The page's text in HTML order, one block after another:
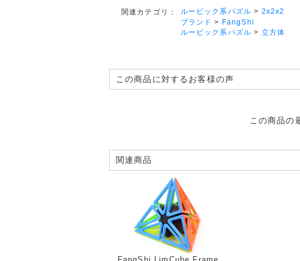
関連カテゴリ： ルービック系パズル > 2x2x2
ブランド > FangShi
ルービック系パズル > 立方体
この商品に対するお客様の声
この商品の
関連商品